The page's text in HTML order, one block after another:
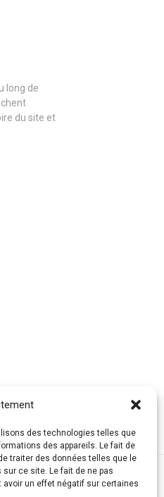
des technologies telles que
des appareils. Le fait de
traiter des données telles que le
ce site. Le fait de ne pas
un effet négatif sur certaines
long de
du site et